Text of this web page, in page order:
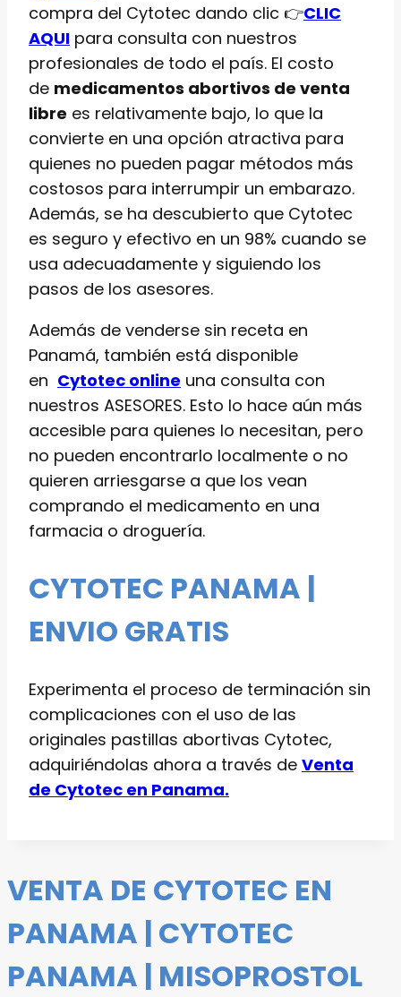
compra del Cytotec dando clic 👉CLIC
AQUI para consulta con nuestros
profesionales de todo el país. El costo
de medicamentos abortivos de venta
libre es relativamente bajo, lo que la
convierte en una opción atractiva para
quienes no pueden pagar métodos más
costosos para interrumpir un embarazo.
Además, se ha descubierto que Cytotec
es seguro y efectivo en un 98% cuando se
usa adecuadamente y siguiendo los
pasos de los asesores.
Además de venderse sin receta en
Panamá, también está disponible
en Cytotec online una consulta con
nuestros ASESORES. Esto lo hace aún más
accesible para quienes lo necesitan, pero
no pueden encontrarlo localmente o no
quieren arriesgarse a que los vean
comprando el medicamento en una
farmacia o droguería.
CYTOTEC PANAMA |
ENVIO GRATIS
Experimenta el proceso de terminación sin
complicaciones con el uso de las
originales pastillas abortivas Cytotec,
adquiriéndolas ahora a través de Venta
de Cytotec en Panama.
VENTA DE CYTOTEC EN
PANAMA | CYTOTEC
PANAMA | MISOPROSTOL